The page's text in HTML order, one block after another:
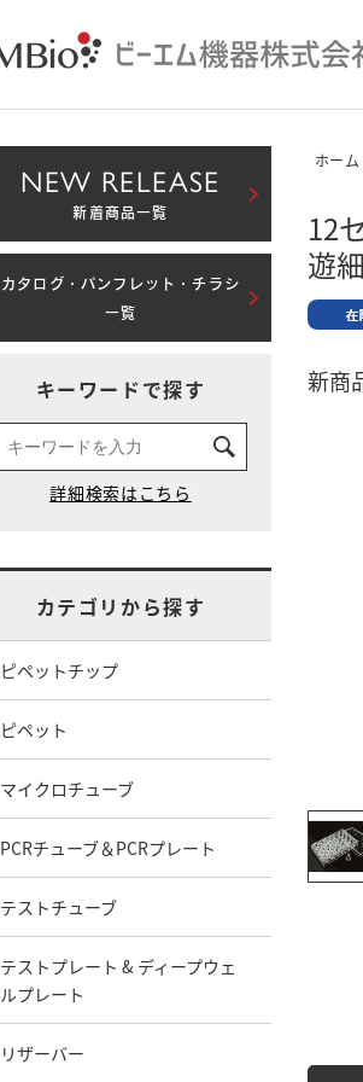
ホーム
12
遊
新商
NEW RELEASE
新着商品一覧
カタログ・パンフレット・チラシ
一覧
キーワードで探す
カテゴリから探す
ピペットチップ
ピペット
マイクロチューブ
PCRチューブ＆PCRプレート
テストチューブ
テストプレート & ディープウェ
ルプレート
リザーバー